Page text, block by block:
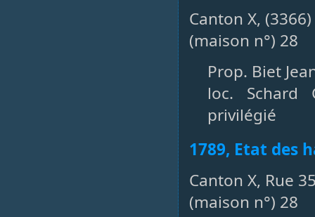
Canton X,
(maison n°) 28
Prop. Biet
loc. Schard
privilégié
1789, Etat des
Canton X, Rue
(maison n°) 28